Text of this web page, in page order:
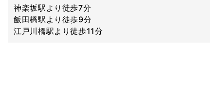
神楽坂駅より徒歩7分
飯田橋駅より徒歩9分
江戸川橋駅より徒歩11分